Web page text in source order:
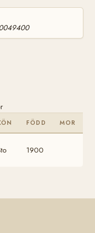
FÖDD MOR
1900